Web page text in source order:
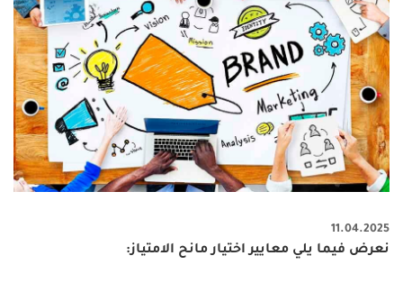
11.04.2025
نعرض فيما يلي معايير اختيار مانح الامتياز: